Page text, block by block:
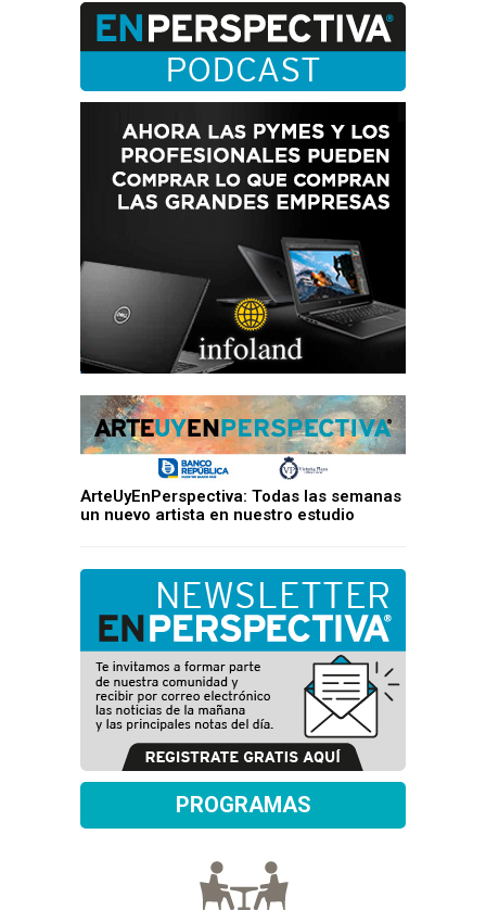
ArteUyEnPerspectiva: Todas las semanas
un nuevo artista en nuestro estudio
PROGRAMAS